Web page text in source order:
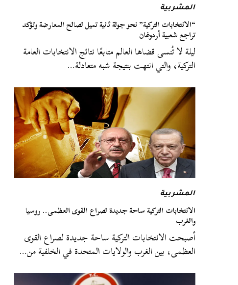
المشربية
“الانتخابات التركية” نحو جولة ثانية تميل لصالح المعارضة وتؤكد
تراجع شعبية أردوغان
ليلة لا تُنسى قضاها العالم متابعًا نتائج الانتخابات العامة
التركية، والتي انتهت بنتيجة شبه متعادلة…
المشربية
الانتخابات التركية ساحة جديدة لصراع القوى العظمى.. روسيا
والغرب
أصبحت الانتخابات التركية ساحة جديدة لصراع القوى
العظمى، بين الغرب والولايات المتحدة في الخلفية من…